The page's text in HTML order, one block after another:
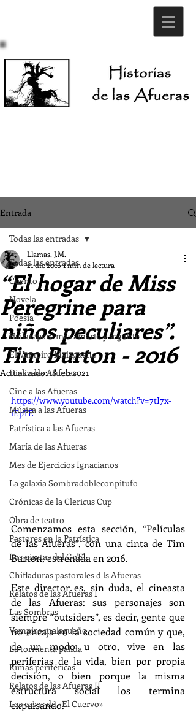
Entrada
Todas las entradas
Cuento
Novela
Poesía
Haikus para más amarte y seguirte
El Vampiro Malagueño
Dios a las Afueras
Cine a las Afueras
Música a las Afueras
Patrística a las Afueras
María de las Afueras
Mes de Ejercicios Ignacianos
La galaxia Sombradobleconpitufo
Crónicas de la Clericus Cup
Obra de teatro
Pastores en la Patrística
Los piratas del Go'El
Chifladuras pastorales d ls Afueras
Relatos de las Afueras I
Las Sombras
Vampiro malagueño
La tormenta pálida
Rimas periféricas
Relatos de las Afueras II
Los casos de «El Cuervo»
Todas las entradas
“El hogar de Miss
Peregrine para
niños peculiares”.
Tim Burton - 2016
Llamas, J.M.
21 dic 20161 min de lectura
Actualizado:18 feb 2021
https://www.youtube.com/watch?v=7tI7x-
lEpTE
Comenzamos esta sección, “Películas
de las Afueras”, con una cinta de Tim
Burton, estrenada en 2016.
Este director es, sin duda, el cineasta
de las Afueras: sus personajes son
siempre “outsiders”, es decir, gente que
no encaja en la sociedad común y que,
de un modo u otro, vive en las
periferias de la vida, bien por propia
decisión, o bien porque la misma
estructura social los termina
expulsando.